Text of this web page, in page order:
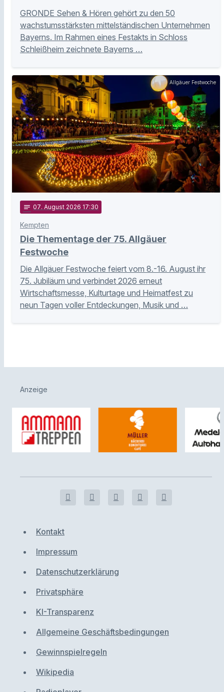
GRONDE Sehen & Hören gehört zu den 50
wachstumsstärksten mittelständischen Unternehmen
Bayerns. Im Rahmen eines Festakts in Schloss
Schleißheim zeichnete Bayerns …
Allgäuer Festwoche
notes 07. August 2026 17:30
Kempten
Die Thementage der 75. Allgäuer
Festwoche
Die Allgäuer Festwoche feiert vom 8.-16. August ihr
75. Jubiläum und verbindet 2026 erneut
Wirtschaftsmesse, Kulturtage und Heimatfest zu
neun Tagen voller Entdeckungen, Musik und …
Anzeige
Kontakt
Impressum
Datenschutzerklärung
Privatsphäre
KI-Transparenz
Allgemeine Geschäftsbedingungen
Gewinnspielregeln
Wikipedia